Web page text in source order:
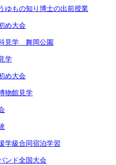
ゆもの知り博士の出前授業
め大会
見学 舞岡公園
学
め大会
物館見学
学級合同宿泊学習
ンド全国大会